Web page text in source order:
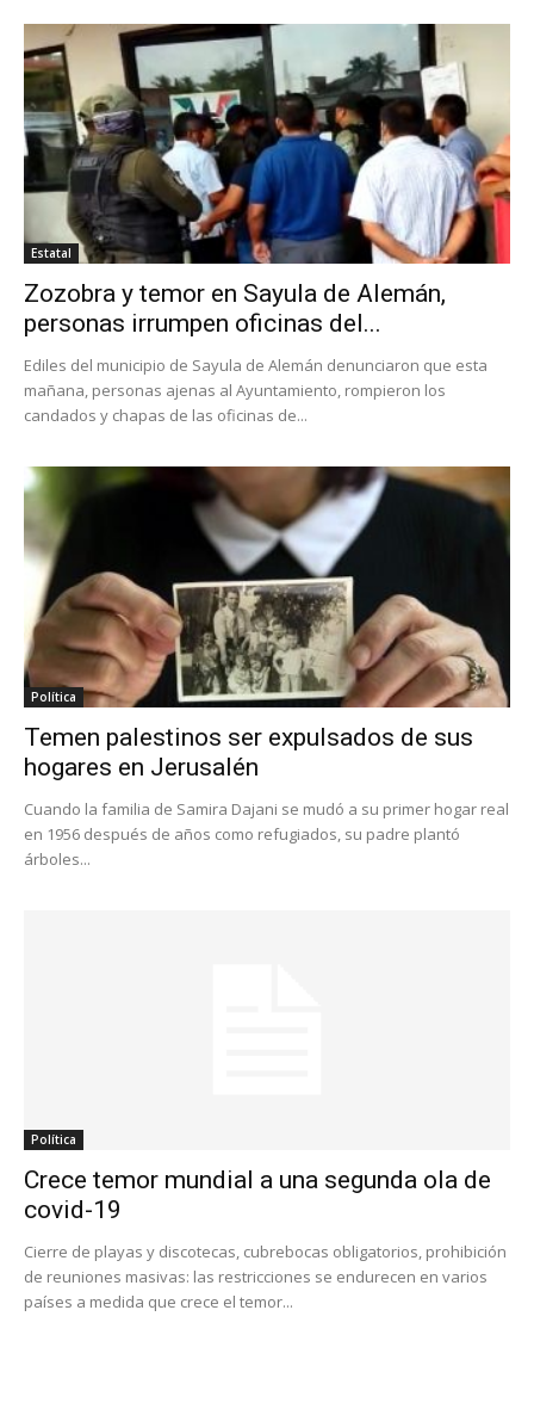
Estatal
Zozobra y temor en Sayula de Alemán,
personas irrumpen oficinas del...
Ediles del municipio de Sayula de Alemán denunciaron que esta
mañana, personas ajenas al Ayuntamiento, rompieron los
candados y chapas de las oficinas de...
Política
Temen palestinos ser expulsados de sus
hogares en Jerusalén
Cuando la familia de Samira Dajani se mudó a su primer hogar real
en 1956 después de años como refugiados, su padre plantó
árboles...
Política
Crece temor mundial a una segunda ola de
covid-19
Cierre de playas y discotecas, cubrebocas obligatorios, prohibición
de reuniones masivas: las restricciones se endurecen en varios
países a medida que crece el temor...